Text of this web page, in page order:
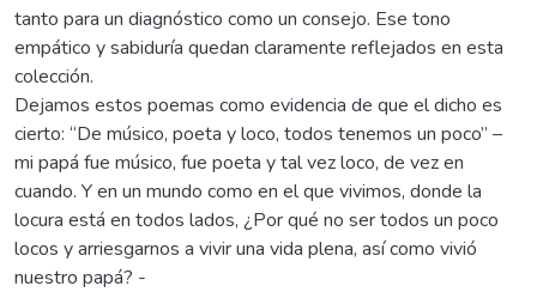
tanto para un diagnóstico como un consejo. Ese tono
empático y sabiduría quedan claramente reflejados en esta
colección.
Dejamos estos poemas como evidencia de que el dicho es
cierto: “De músico, poeta y loco, todos tenemos un poco” –
mi papá fue músico, fue poeta y tal vez loco, de vez en
cuando. Y en un mundo como en el que vivimos, donde la
locura está en todos lados, ¿Por qué no ser todos un poco
locos y arriesgarnos a vivir una vida plena, así como vivió
nuestro papá? -